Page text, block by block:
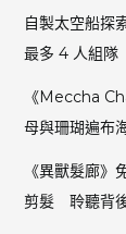
自製太空船
最多 4 人組
《Meccha
母與珊瑚遍布
《異獸髮廊
剪髮 聆聽背